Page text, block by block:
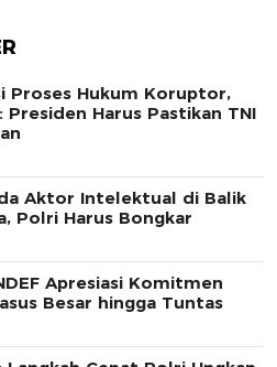
Proses Hukum Koruptor,
Presiden Harus Pastikan TNI
Aktor Intelektual di Balik
Polri Harus Bongkar
Apresiasi Komitmen
Besar hingga Tuntas